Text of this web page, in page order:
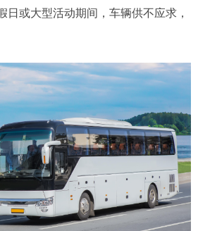
日或大型活动期间，车辆供不应求，